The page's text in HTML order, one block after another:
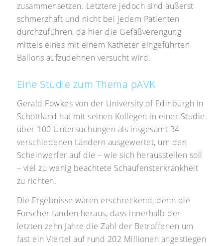
zusammensetzen. Letztere jedoch sind äußerst
schmerzhaft und nicht bei jedem Patienten
durchzuführen, da hier die Gefäßverengung
mittels eines mit einem Katheter eingeführten
Ballons aufzudehnen versucht wird.
Eine Studie zum Thema pAVK
Gerald Fowkes von der University of Edinburgh in
Schottland hat mit seinen Kollegen in einer Studie
über 100 Untersuchungen als insgesamt 34
verschiedenen Ländern ausgewertet, um den
Scheinwerfer auf die – wie sich herausstellen soll
– viel zu wenig beachtete Schaufensterkrankheit
zu richten.
Die Ergebnisse waren erschreckend, denn die
Forscher fanden heraus, dass innerhalb der
letzten zehn Jahre die Zahl der Betroffenen um
fast ein Viertel auf rund 202 Millionen angestiegen